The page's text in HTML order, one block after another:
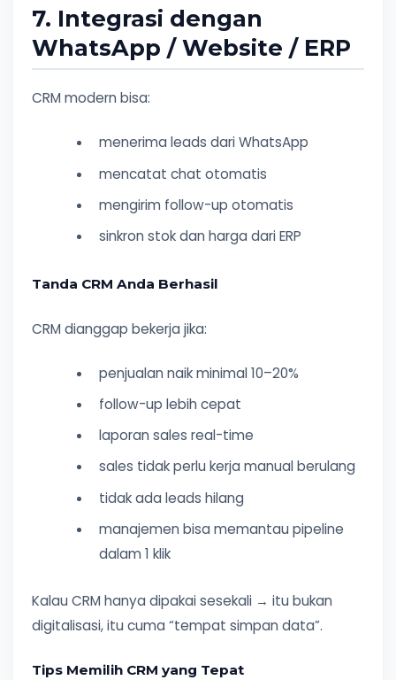
7. Integrasi dengan
WhatsApp / Website / ERP
CRM modern bisa:
menerima leads dari WhatsApp
mencatat chat otomatis
mengirim follow-up otomatis
sinkron stok dan harga dari ERP
Tanda CRM Anda Berhasil
CRM dianggap bekerja jika:
penjualan naik minimal 10–20%
follow-up lebih cepat
laporan sales real-time
sales tidak perlu kerja manual berulang
tidak ada leads hilang
manajemen bisa memantau pipeline
dalam 1 klik
Kalau CRM hanya dipakai sesekali → itu bukan
digitalisasi, itu cuma “tempat simpan data”.
Tips Memilih CRM yang Tepat